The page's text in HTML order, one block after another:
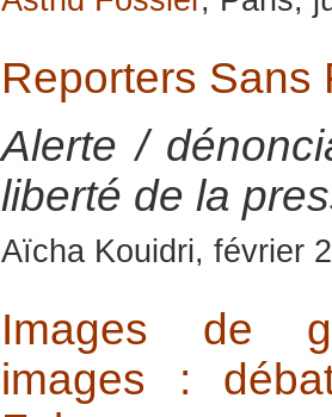
Reporters Sans
Alerte /
liberté de la
Aïcha Kouidri, février
Images de
images :